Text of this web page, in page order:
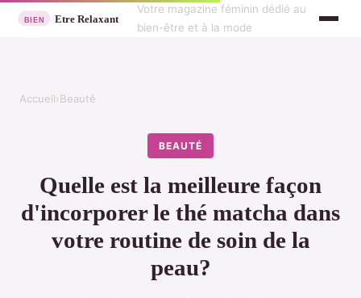
Votre magazine féminin dédié au
bien-être et à la mode
Accueil›Beauté
BEAUTÉ
Quelle est la meilleure façon
d'incorporer le thé matcha dans
votre routine de soin de la
peau?